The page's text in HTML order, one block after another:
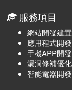
服務項目
網站開發建置
應用程式開發
手機APP開發
漏洞修補優化
智能電器開發